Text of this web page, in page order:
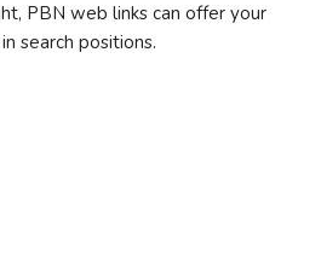
PBN web links can offer your
search positions.